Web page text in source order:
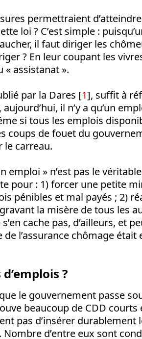
permettraient
loi ? C’est simple :
il faut diriger les
? En leur coupant les
« assistanat ».
par la Dares [1], suffit à
il n’y a qu’un
si tous les emplois
coups de fouet du
le carreau.
emploi » n’est pas le
pour : 1) forcer une petite
pénibles et mal payés ; 2)
la misère de tous les
cache pas, d’ailleurs, et
de l’assurance chômage
?
le gouvernement passe
beaucoup de CDD courts
pas d’insérer durablement
d’entre eux sont